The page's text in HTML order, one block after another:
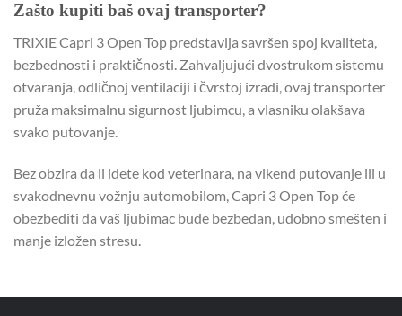
Zašto kupiti baš ovaj transporter?
TRIXIE Capri 3 Open Top predstavlja savršen spoj kvaliteta,
bezbednosti i praktičnosti. Zahvaljujući dvostrukom sistemu
otvaranja, odličnoj ventilaciji i čvrstoj izradi, ovaj transporter
pruža maksimalnu sigurnost ljubimcu, a vlasniku olakšava
svako putovanje.
Bez obzira da li idete kod veterinara, na vikend putovanje ili u
svakodnevnu vožnju automobilom, Capri 3 Open Top će
obezbediti da vaš ljubimac bude bezbedan, udobno smešten i
manje izložen stresu.